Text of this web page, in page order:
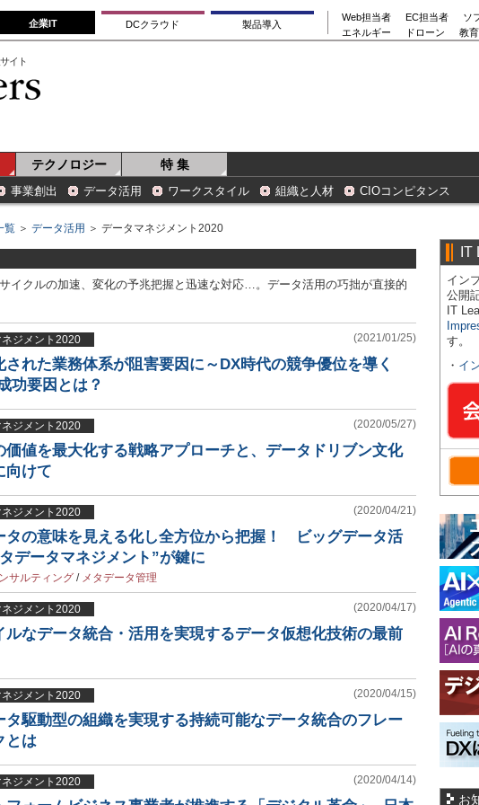
企業IT DCクラウド 製品導入
Web担当者 EC担当者
ソ
エネルギー
ドローン 教
イト
テクノロジー 特 集
事業創出 データ活用 ワークスタイル 組織と人材 CIOコンピタンス
覧 ＞ データ活用 ＞ データマネジメント2020
イクルの加速、変化の予兆把握と迅速な対応…。データ活用の巧拙が直接的
ジメント2020 (2021/01/25)
された業務体系が阻害要因に～DX時代の競争優位を導く
功要因とは？
ジメント2020 (2020/05/27)
価値を最大化する戦略アプローチと、データドリブン文化
向けて
ジメント2020 (2020/04/21)
タの意味を見える化し全方位から把握！ ビッグデータ活
データマネジメント”が鍵に
サルティング / メタデータ管理
ジメント2020 (2020/04/17)
ルなデータ統合・活用を実現するデータ仮想化技術の最前
ジメント2020 (2020/04/15)
タ駆動型の組織を実現する持続可能なデータ統合のフレー
とは
ジメント2020 (2020/04/14)
IT
イン
公開
IT
す。
・ イ
お